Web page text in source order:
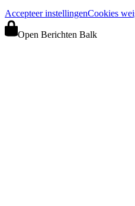
Accepteer instellingenCookies
Open Berichten Balk